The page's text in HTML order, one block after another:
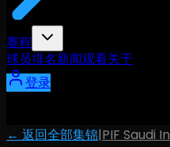
赛程
球员排名新闻观看关于
登录
← 返回全部集锦|PIF Saudi